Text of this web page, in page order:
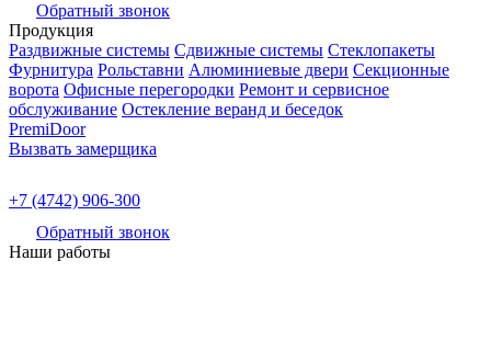
Обратный звонок
Продукция
Раздвижные системы Сдвижные системы Стеклопакеты
Фурнитура Рольставни Алюминиевые двери Секционные
ворота Офисные перегородки Ремонт и сервисное
обслуживание Остекление веранд и беседок
PremiDoor
Вызвать замерщика
+7 (4742) 906-300
Обратный звонок
Наши работы